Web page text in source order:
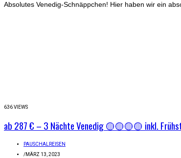
Absolutes Venedig-Schnäppchen! Hier haben wir ein
636 VIEWS
ab 287 € – 3 Nächte Venedig 🟡🟡🟡🟡 inkl.
PAUSCHALREISEN
/MÄRZ 13, 2023